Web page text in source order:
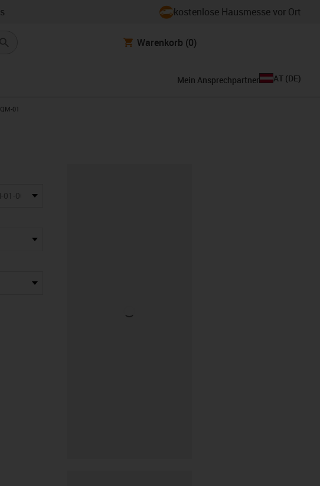
kostenlose Hausmesse vor Ort
Warenkorb (0)
Mein Ansprechpartner AT (DE)
01
dot
06